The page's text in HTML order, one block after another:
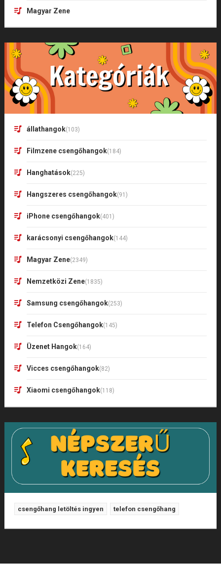
Magyar Zene
állathangok(103)
Filmzene csengőhangok(184)
Hanghatások(225)
Hangszeres csengőhangok(91)
iPhone csengőhangok(401)
karácsonyi csengőhangok(144)
Magyar Zene(2349)
Nemzetközi Zene(1835)
Samsung csengőhangok(253)
Telefon Csengőhangok(145)
Üzenet Hangok(164)
Vicces csengőhangok(82)
Xiaomi csengőhangok(118)
csengőhang letöltés ingyen telefon csengőhang